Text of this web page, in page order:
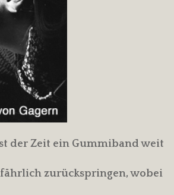
der Zeit ein Gummiband weit
zurückspringen, wobei